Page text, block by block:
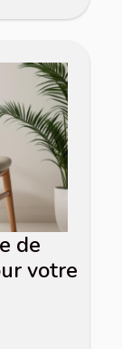
de
votre